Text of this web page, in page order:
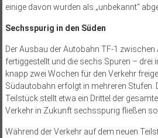
einige davon wurden als „unbekannt“
Sechsspurig in den Süden
Der Ausbau der Autobahn TF-1
fertiggestellt und die sechs Spuren – drei
knapp zwei Wochen für den Verkehr
Südautobahn erfolgt in mehreren Stufen.
Teilstück stellt etwa ein Drittel der
Verkehr in Zukunft sechsspurig fließen soll.
Während der Verkehr auf dem neuen